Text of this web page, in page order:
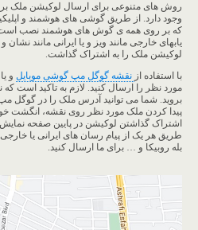
روش های متنوعی برای ارسال لوکیشن ملک
وجود دارد. از طریق گوشی های هوشمند و
که بر روی همه ی گوش های هوشمند نصب
یابهای خارجی مانند ویز و یا ایرانی مانند
لوکیشن ملک را به اشتراک گذاشت.
با استفاده از نقشه گوگل مپ گوشی موبایل و
مورد نظر را ارسال کنید. لازم به تاکید است
بروید. شما می توانید آدرس ملک را در گوگل مپ
پیدا کردن ملک مورد نظر روی نقشه، انگشت
اشتراک گذاشتن لوکیشن در پایین صفحه
طریق هر یک از پیام رسان های ایرانی یا
بله روبیکا و … برای ما ارسال کنید.